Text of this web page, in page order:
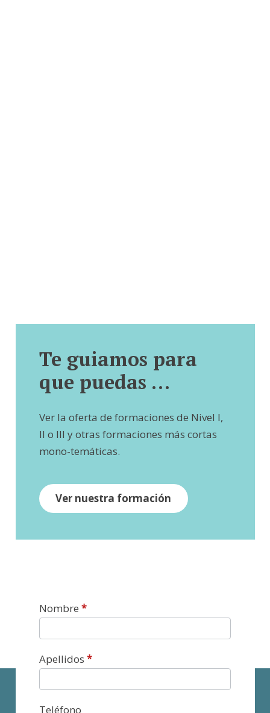
Te guiamos para
que puedas …
Ver la oferta de formaciones de Nivel I,
II o III y otras formaciones más cortas
mono-temáticas.
Ver nuestra formación
Contacto
Nombre*
Apellidos*
Teléfono